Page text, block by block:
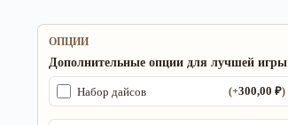
ОПЦИИ
Дополнительные опции для лучшей игры
Набор дайсов (+300,00₽)